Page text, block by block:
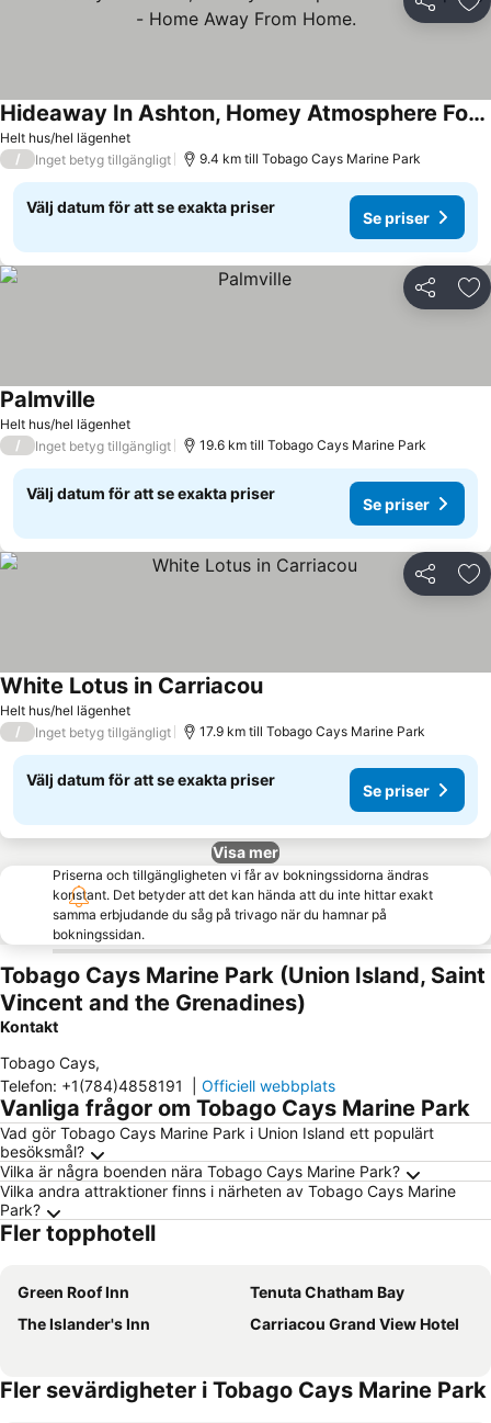
Dela
Helt hus/hel lägenhet
Hideaway In Ashton, Homey Atmosphere For Tranquility - Home Away From Home.
/ Inget betyg tillgängligt 9.4 km till Tobago Cays Marine Park
Välj datum för att se exakta priser
Se priser
Dela
Helt hus/hel lägenhet
Palmville
/ Inget betyg tillgängligt 19.6 km till Tobago Cays Marine Park
Välj datum för att se exakta priser
Se priser
Dela
Helt hus/hel lägenhet
White Lotus in Carriacou
/ Inget betyg tillgängligt 17.9 km till Tobago Cays Marine Park
Välj datum för att se exakta priser
Se priser
Visa mer
Priserna och tillgängligheten vi får av bokningssidorna ändras
konstant. Det betyder att det kan hända att du inte hittar exakt
samma erbjudande du såg på trivago när du hamnar på
bokningssidan.
Tobago Cays Marine Park (Union Island, Saint
Vincent and the Grenadines)
Kontakt
Tobago Cays,
Telefon: +1(784)4858191 Officiell webbplats
Vanliga frågor om Tobago Cays Marine Park
Vad gör Tobago Cays Marine Park i Union Island ett populärt
besöksmål?
Vilka är några boenden nära Tobago Cays Marine Park?
Vilka andra attraktioner finns i närheten av Tobago Cays Marine
Park?
Fler topphotell
Green Roof Inn
Tenuta Chatham Bay
The Islander's Inn
Carriacou Grand View Hotel
Fler sevärdigheter i Tobago Cays Marine Park